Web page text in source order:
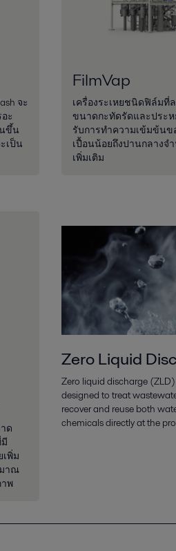
จะ
ะ
ขึ้น
เป็น
FilmVap
เครื่องระเหยชนิดฟิล์มที่
ขนาดกะทัดรัดและประ
รับการทำความเข้มข้นข
เปื้อนน้อยถึงปานกลางจํ
เพิ่มเติม
ด
พิ่ม
าณ
พ
Zero Liquid
Zero liquid discharge
designed to treat
recover and reuse both
chemicals directly at the